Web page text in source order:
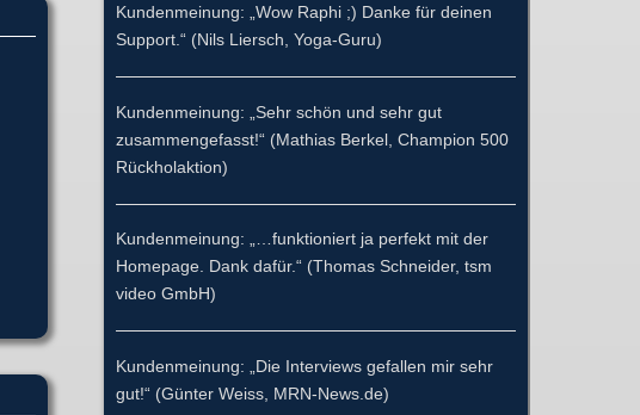
Kundenmeinung: „Wow Raphi ;) Danke für deinen
Support.“ (Nils Liersch, Yoga-Guru)
Kundenmeinung: „Sehr schön und sehr gut
zusammengefasst!“ (Mathias Berkel, Champion 500
Rückholaktion)
Kundenmeinung: „…funktioniert ja perfekt mit der
Homepage. Dank dafür.“ (Thomas Schneider, tsm
video GmbH)
Kundenmeinung: „Die Interviews gefallen mir sehr
gut!“ (Günter Weiss, MRN-News.de)